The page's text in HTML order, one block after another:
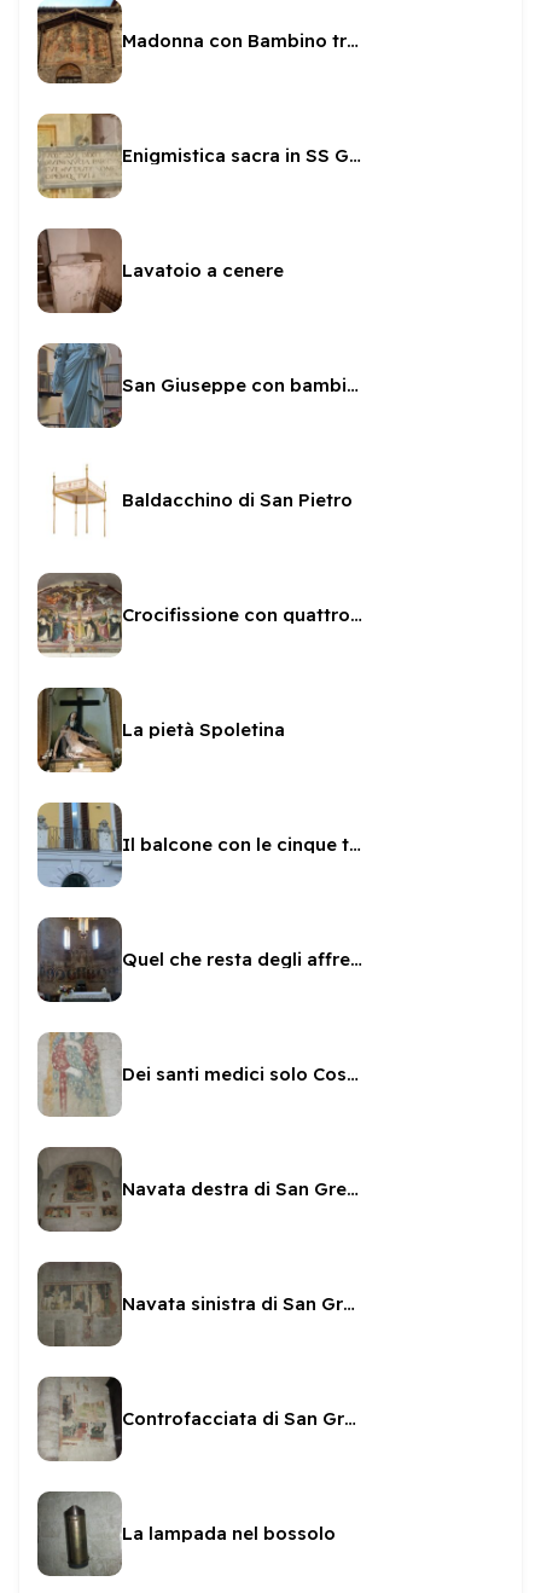
Madonna con Bambino tra i Santi all'esterno di SS Giovanni e Paolo
Enigmistica sacra in SS Giovanni e Paolo
Lavatoio a cenere
San Giuseppe con bambino alla Sacra Famiglia
Baldacchino di San Pietro
Crocifissione con quattro angeli attribuita allo Spagna
La pietà Spoletina
Il balcone con le cinque teste di donna
Quel che resta degli affreschi sull'abside di San Gregorio
Dei santi medici solo Cosma
Navata destra di San Gregorio - affreschi
Navata sinistra di San Gregorio affreschi
Controfacciata di San Gregorio - affreschi
La lampada nel bossolo